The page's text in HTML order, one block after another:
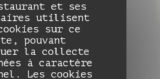
et ses
utilisent
sur ce
pouvant
la collecte
à caractère
Les cookies